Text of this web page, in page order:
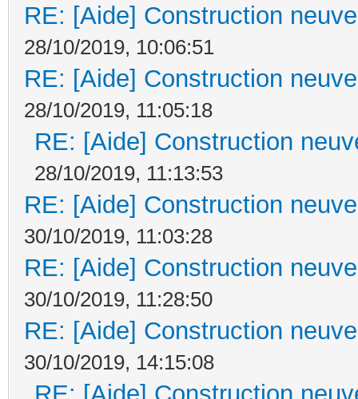
RE: [Aide] Construction
28/10/2019, 10:06:51
RE: [Aide] Construction
28/10/2019, 11:05:18
RE: [Aide] Construction
28/10/2019, 11:13:53
RE: [Aide] Construction
30/10/2019, 11:03:28
RE: [Aide] Construction
30/10/2019, 11:28:50
RE: [Aide] Construction
30/10/2019, 14:15:08